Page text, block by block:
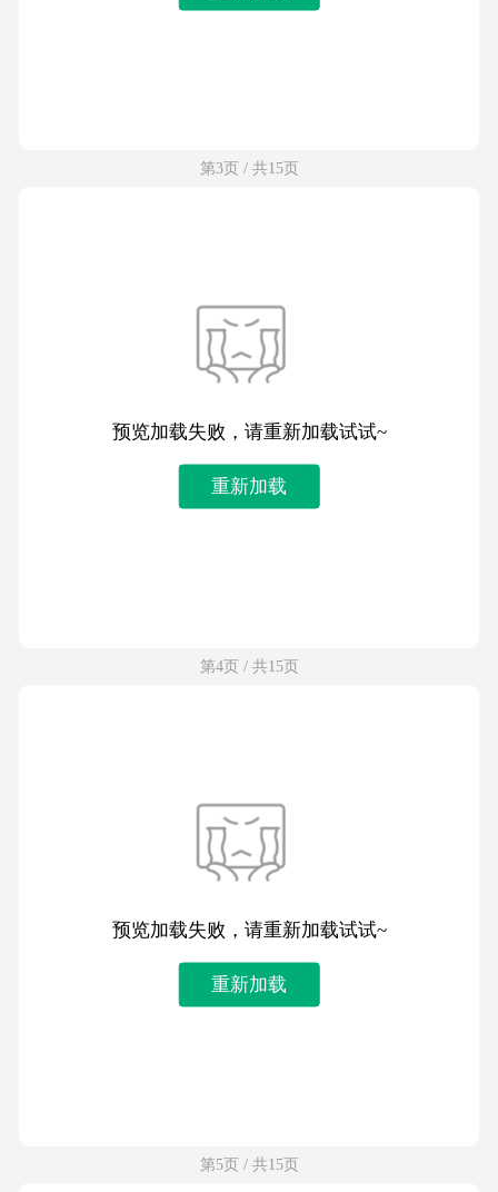
第3页 / 共15页
预览加载失败，请重新加载试试~
重新加载
第4页 / 共15页
预览加载失败，请重新加载试试~
重新加载
第5页 / 共15页